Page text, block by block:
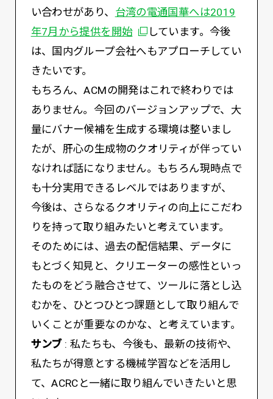
い合わせがあり、 台湾の電通国華へは2019
年7月から提供を開始別ウィンドウで開く
しています。今後
は、国内グループ会社へもアプローチしてい
きたいです。
もちろん、ACMの開発はこれで終わりでは
ありません。今回のバージョンアップで、大
量にバナー候補を生成する環境は整いまし
たが、肝心の生成物のクオリティが伴ってい
なければ話になりません。もちろん現時点で
も十分実用できるレベルではありますが、
今後は、さらなるクオリティの向上にこだわ
りを持って取り組みたいと考えています。
そのためには、過去の配信結果、データに
もとづく知見と、クリエーターの感性といっ
たものをどう融合させて、ツールに落とし込
むかを、ひとつひとつ課題として取り組んで
いくことが重要なのかな、と考えています。
サンブ: 私たちも、今後も、最新の技術や、
私たちが得意とする機械学習などを活用し
て、ACRCと一緒に取り組んでいきたいと思